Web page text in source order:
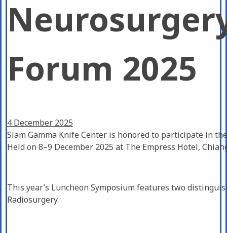
Forum 2025
4 December 2025
Siam Gamma Knife Center is honored to participate in
Held on 8–9 December 2025 at The Empress Hotel,
This year’s Luncheon Symposium features two
Radiosurgery.